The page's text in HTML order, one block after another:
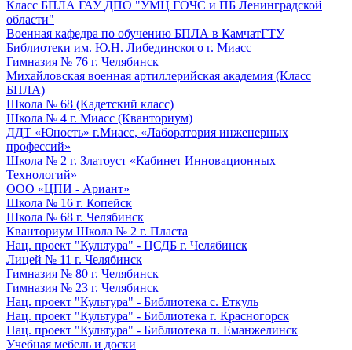
Класс БПЛА ГАУ ДПО "УМЦ ГОЧС и ПБ Ленинградской
области"
Военная кафедра по обучению БПЛА в КамчатГТУ
Библиотеки им. Ю.Н. Либединского г. Миасс
Гимназия № 76 г. Челябинск
Михайловская военная артиллерийская академия (Класс
БПЛА)
Школа № 68 (Кадетский класс)
Школа № 4 г. Миасс (Кванториум)
ДДТ «Юность» г.Миасс, «Лаборатория инженерных
профессий»
Школа № 2 г. Златоуст «Кабинет Инновационных
Технологий»
ООО «ЦПИ - Ариант»
Школа № 16 г. Копейск
Школа № 68 г. Челябинск
Кванториум Школа № 2 г. Пласта
Нац. проект "Культура" - ЦСДБ г. Челябинск
Лицей № 11 г. Челябинск
Гимназия № 80 г. Челябинск
Гимназия № 23 г. Челябинск
Нац. проект "Культура" - Библиотека с. Еткуль
Нац. проект "Культура" - Библиотека г. Красногорск
Нац. проект "Культура" - Библиотека п. Еманжелинск
Учебная мебель и доски